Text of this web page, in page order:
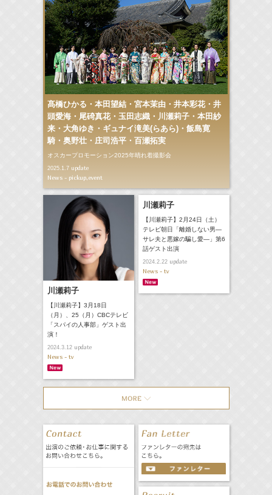
髙橋ひかる・本田望結・宮本茉由・井本彩花・井
頭愛海・尾碕真花・玉田志織・川瀬莉子・本田紗
来・大角ゆき・ギュナイ滝美(らあら)・飯島寛
騎・奥野壮・庄司浩平・百瀬拓実
オスカープロモーション2025年晴れ着撮影会
2025.1.7update
News - pickup,event
川瀬莉子
【川瀬莉子】3月18日
（月）、25（月）CBCテレビ
「スパイの人事部」ゲスト出
演！
2024.3.12update
News - tv
川瀬莉子
【川瀬莉子】2月24日（土）
テレビ朝日「離婚しない男―
サレ夫と悪嫁の騙し愛―」第6
話ゲスト出演
2024.2.22update
News - tv